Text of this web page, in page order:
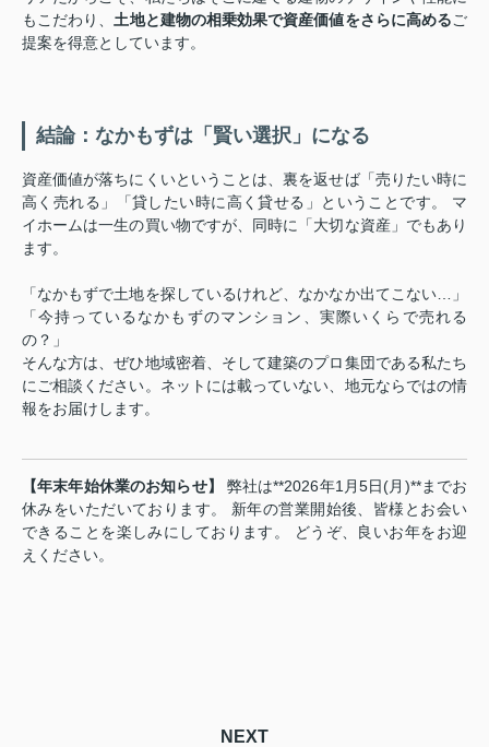
もこだわり、 土地と建物の相乗効果で資産価値をさらに高めるご
提案を得意としています。
結論：なかもずは「賢い選択」になる
資産価値が落ちにくいということは、裏を返せば「売りたい時に
高く売れる」「貸したい時に高く貸せる」ということです。 マ
イホームは一生の買い物ですが、同時に「大切な資産」でもあり
ます。
「なかもずで土地を探しているけれど、なかなか出てこない…」
「今持っているなかもずのマンション、実際いくらで売れる
の？」
そんな方は、ぜひ地域密着、そして建築のプロ集団である私たち
にご相談ください。ネットには載っていない、地元ならではの情
報をお届けします。
【年末年始休業のお知らせ】
弊社は**2026年1月5日(月)**までお
休みをいただいております。 新年の営業開始後、皆様とお会い
できることを楽しみにしております。 どうぞ、良いお年をお迎
えください。
NEXT